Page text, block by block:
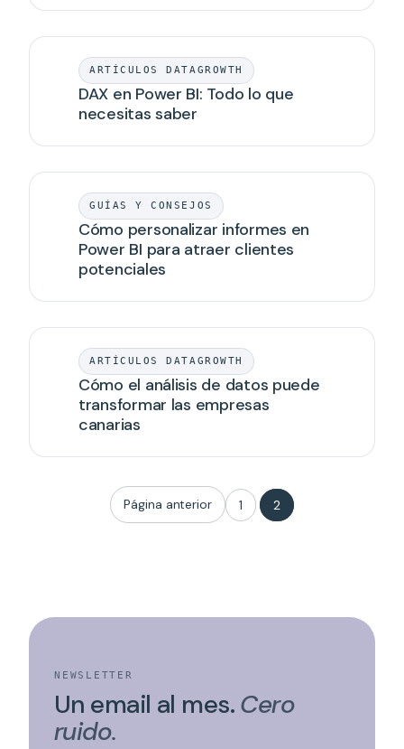
ARTÍCULOS DATAGROWTH
DAX en Power BI: Todo lo que
necesitas saber
GUÍAS Y CONSEJOS
Cómo personalizar informes en
Power BI para atraer clientes
potenciales
ARTÍCULOS DATAGROWTH
Cómo el análisis de datos puede
transformar las empresas
canarias
Página anterior 1 2
NEWSLETTER
Un email al mes.Cero
ruido.